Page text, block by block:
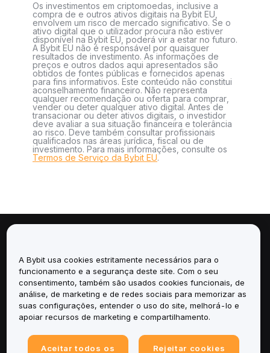
Os investimentos em criptomoedas, inclusive a
compra de e outros ativos digitais na Bybit EU,
envolvem um risco de mercado significativo. Se o
ativo digital que o utilizador procura não estiver
disponível na Bybit EU, poderá vir a estar no futuro.
A Bybit EU não é responsável por quaisquer
resultados de investimento. As informações de
preços e outros dados aqui apresentados são
obtidos de fontes públicas e fornecidos apenas
para fins informativos. Este conteúdo não constitui
aconselhamento financeiro. Não representa
qualquer recomendação ou oferta para comprar,
vender ou deter qualquer ativo digital. Antes de
transacionar ou deter ativos digitais, o investidor
deve avaliar a sua situação financeira e tolerância
ao risco. Deve também consultar profissionais
qualificados nas áreas jurídica, fiscal ou de
investimento. Para mais informações, consulte os
Termos de Serviço da Bybit EU.
Serviços
Suporte
A Bybit usa cookies estritamente necessários para o
funcionamento e a segurança deste site. Com o seu
consentimento, também são usados cookies funcionais, de
análise, de marketing e de redes sociais para memorizar as
suas configurações, entender o uso do site, melhorá-lo e
apoiar recursos de marketing e compartilhamento.
Aceitar todos os Rejeitar cookies